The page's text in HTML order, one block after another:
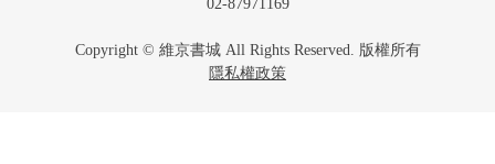
02-87971169
Copyright © 維京書城 All Rights Reserved. 版權所有
隱私權政策